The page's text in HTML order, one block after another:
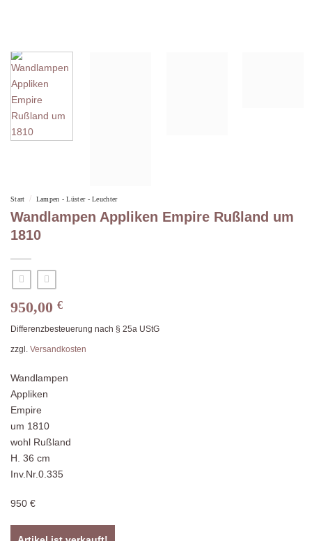
Start / Lampen - Lüster - Leuchter
Wandlampen Appliken Empire Rußland um
1810
950,00 €
Differenzbesteuerung nach § 25a UStG
zzgl. Versandkosten
Wandlampen
Appliken
Empire
um 1810
wohl Rußland
H. 36 cm
Inv.Nr.0.335
950 €